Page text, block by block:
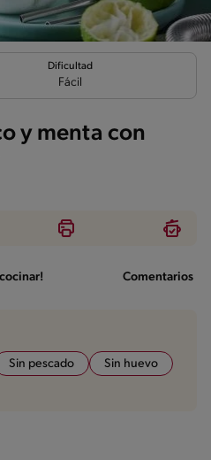
Dificultad
Fácil
y menta con
cocinar! Comentarios
Sin pescado
Sin huevo